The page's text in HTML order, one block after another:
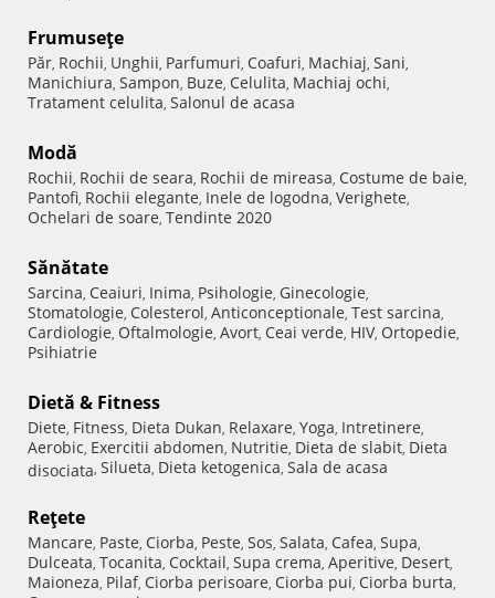
Frumuseţe
Păr, Rochii, Unghii, Parfumuri, Coafuri, Machiaj, Sani,
Manichiura, Sampon, Buze, Celulita, Machiaj ochi,
Tratament celulita, Salonul de acasa
Modă
Rochii, Rochii de seara, Rochii de mireasa, Costume de baie,
Pantofi, Rochii elegante, Inele de logodna, Verighete,
Ochelari de soare, Tendinte 2020
Sănătate
Sarcina, Ceaiuri, Inima, Psihologie, Ginecologie,
Stomatologie, Colesterol, Anticonceptionale, Test sarcina,
Cardiologie, Oftalmologie, Avort, Ceai verde, HIV, Ortopedie,
Psihiatrie
Dietă & Fitness
Diete, Fitness, Dieta Dukan, Relaxare, Yoga, Intretinere,
Aerobic, Exercitii abdomen, Nutritie, Dieta de slabit, Dieta
disociata, Silueta, Dieta ketogenica, Sala de acasa
Reţete
Mancare, Paste, Ciorba, Peste, Sos, Salata, Cafea, Supa,
Dulceata, Tocanita, Cocktail, Supa crema, Aperitive, Desert,
Maioneza, Pilaf, Ciorba perisoare, Ciorba pui, Ciorba burta,